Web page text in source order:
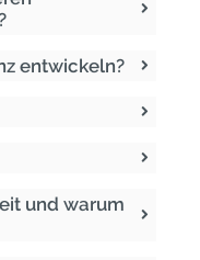
entwickeln?
und warum